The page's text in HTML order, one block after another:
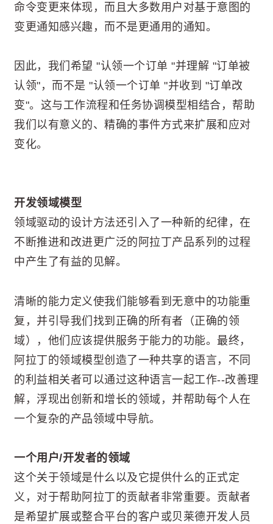
命令变更来体现，而且大多数用户对基于意图的
变更通知感兴趣，而不是更通用的通知。
因此，我们希望 "认领一个订单 "并理解 "订单被
认领"，而不是 "认领一个订单 "并收到 "订单改
变"。这与工作流程和任务协调模型相结合，帮助
我们以有意义的、精确的事件方式来扩展和应对
变化。
开发领域模型
领域驱动的设计方法还引入了一种新的纪律，在
不断推进和改进更广泛的阿拉丁产品系列的过程
中产生了有益的见解。
清晰的能力定义使我们能够看到无意中的功能重
复，并引导我们找到正确的所有者（正确的领
域），他们应该提供服务于能力的功能。最终，
阿拉丁的领域模型创造了一种共享的语言，不同
的利益相关者可以通过这种语言一起工作--改善理
解，浮现出创新和增长的领域，并帮助每个人在
一个复杂的产品领域中导航。
一个用户/开发者的领域
这个关于领域是什么以及它提供什么的正式定
义，对于帮助阿拉丁的贡献者非常重要。贡献者
是希望扩展或整合平台的客户或贝莱德开发人员